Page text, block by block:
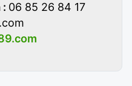
: 06 85 26 84 17